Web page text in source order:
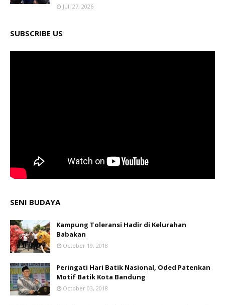
Juli 27, 2026
SUBSCRIBE US
SENI BUDAYA
Kampung Toleransi Hadir di Kelurahan
Babakan
October 19, 2018
Peringati Hari Batik Nasional, Oded Patenkan
Motif Batik Kota Bandung
October 03, 2018